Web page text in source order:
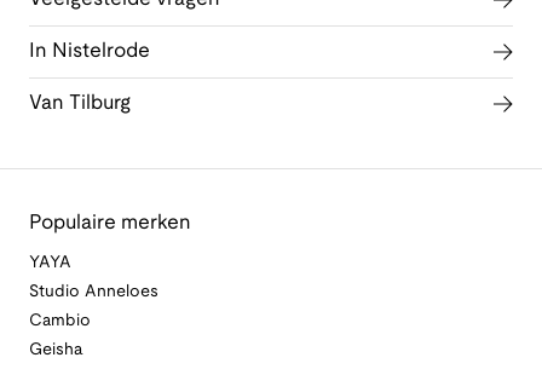
In Nistelrode
Van Tilburg
Populaire merken
YAYA
Studio Anneloes
Cambio
Geisha